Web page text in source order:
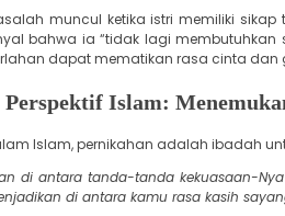
muncul ketika istri memiliki
bahwa ia “tidak lagi
dapat mematikan rasa cinta dan
Perspektif Islam:
Islam, pernikahan adalah ibadah
di antara tanda-tanda kekuasaan-
di antara kamu rasa kasih